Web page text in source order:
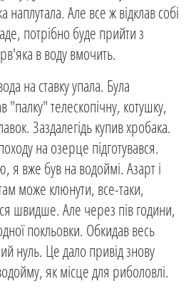
наплутала. Але все ж відклав собі
потрібно буде прийти з
в воду вмочить.
на ставку упала. Була
"палку" телескопічну, котушку,
Заздалегідь купив хробака.
на озерце підготувався.
вже був на водоймі. Азарт і
може клюнути, все-таки,
швидше. Але через пів години,
покльовки. Обкидав весь
нуль. Це дало привід знову
як місце для риболовлі.